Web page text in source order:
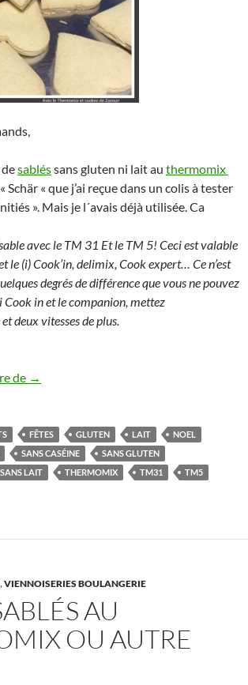
sabléssans gluten ni lait au thermomix
Schär « que j’ai reçue dans un colis à tester
». Mais je l´avais déjà utilisée. Ca
avec le TM 31 Et le TM 5! Ceci est valable
le (i) Cook’in, delimix, Cook expert… Ce n’est
degrés de différence que vous ne pouvez
Cook in et le companion, mettez
deux vitesses de plus.
de Biscuits Sablés sans gluten ni lait au
→
FÊTES GLUTEN LAIT
NOEL
SANS CASÉINE
SANS GLUTEN
SANS LAIT THERMOMIX TM31
TM5
,VIENNOISERIES BOULANGERIE
AU
OU AUTRE